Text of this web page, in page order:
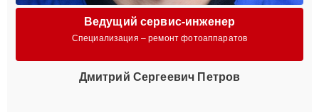
Ведущий сервис-инженер
Специализация – ремонт фотоаппаратов
Дмитрий Сергеевич Петров